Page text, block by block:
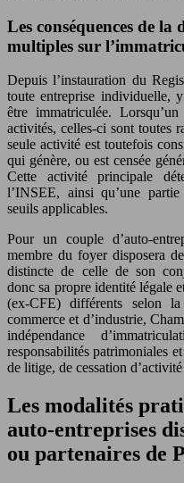
Les conséquences de la
multiples sur
Depuis l’instauration du
toute entreprise individuelle,
être immatriculée.
activités, celles-ci sont toutes
seule activité est toutefois
qui génère, ou est censée
Cette activité principale
l’INSEE, ainsi qu’une
seuils applicables.
Pour un couple d’auto-
membre du foyer disposera
distincte de celle de son
donc sa propre identité légale
(ex-CFE) différents selon
commerce et d’industrie,
indépendance
responsabilités patrimoniales
de litige, de cessation
Les modalités
auto-entreprises
ou partenaires de